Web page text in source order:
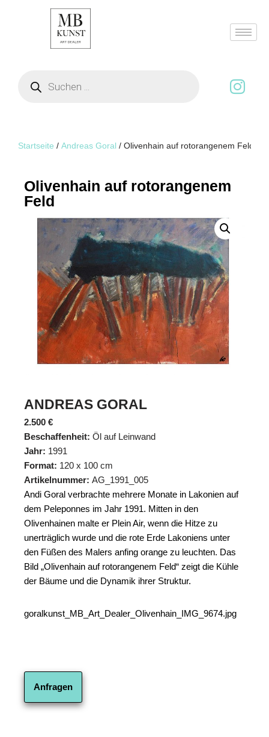
Startseite / Andreas Goral / Olivenhain auf rotorangenem Feld
Olivenhain auf rotorangenem
Feld
ANDREAS GORAL
2.500 €
Beschaffenheit: Öl auf Leinwand
Jahr: 1991
Format: 120 x 100 cm
Artikelnummer: AG_1991_005
Andi Goral verbrachte mehrere Monate in Lakonien auf
dem Peleponnes im Jahr 1991. Mitten in den
Olivenhainen malte er Plein Air, wenn die Hitze zu
unerträglich wurde und die rote Erde Lakoniens unter
den Füßen des Malers anfing orange zu leuchten. Das
Bild „Olivenhain auf rotorangenem Feld“ zeigt die Kühle
der Bäume und die Dynamik ihrer Struktur.
goralkunst_MB_Art_Dealer_Olivenhain_IMG_9674.jpg
Anfragen